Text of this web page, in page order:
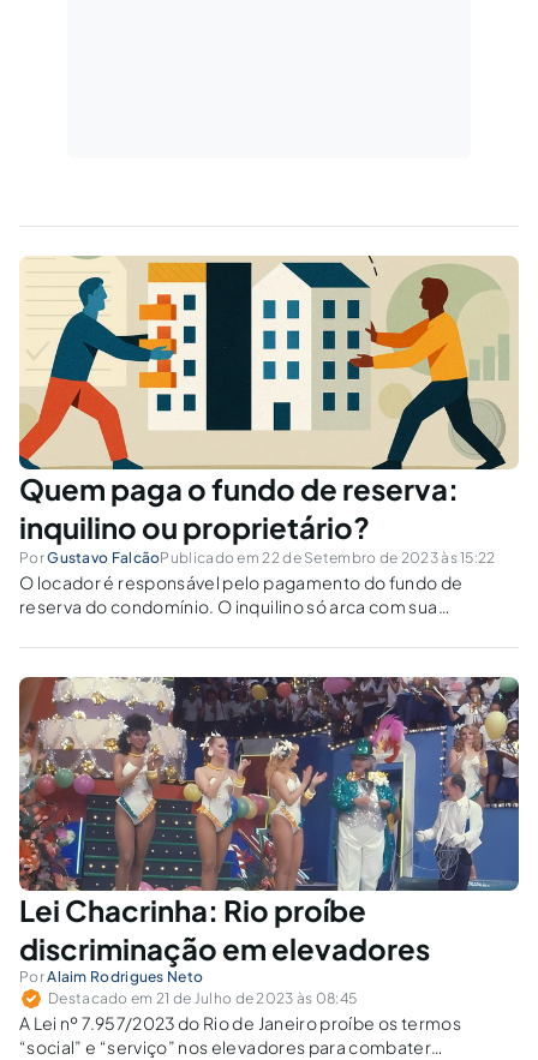
Quem paga o fundo de reserva:
inquilino ou proprietário?
PorGustavo FalcãoPublicado em 22 de Setembro de 2023 às 15:22
O locador é responsável pelo pagamento do fundo de
reserva do condomínio. O inquilino só arca com sua
durante a locação.
Lei Chacrinha: Rio proíbe
discriminação em elevadores
PorAlaim Rodrigues Neto
Destacado em 21 de Julho de 2023 às 08:45
A Lei nº 7.957/2023 do Rio de Janeiro proíbe os termos
“social” e “serviço” nos elevadores para combater